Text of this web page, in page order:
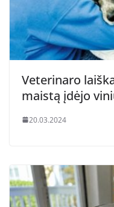
Veterinaro
maistą įdėjo
20.03.2024